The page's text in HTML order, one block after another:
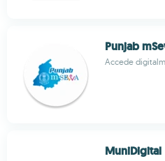
Punjab
Accede
MuniDigital